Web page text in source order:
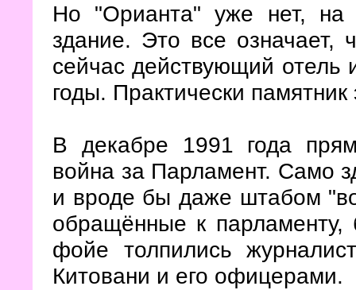
Но "Орианта" уже нет, на
здание. Это все означает,
сейчас действующий отель
годы. Практически памятник
В декабре 1991 года
война за Парламент. Само
и вроде бы даже штабом
обращённые к
фойе толпились
Китовани и его офицерами.